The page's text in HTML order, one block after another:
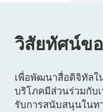
วิสัยทัศน์ขอ
เพื่อพัฒนาสื่อดิจิทัลใ
บริโภคมีส่วนร่วมกับ
รับการสนับสนุนในท